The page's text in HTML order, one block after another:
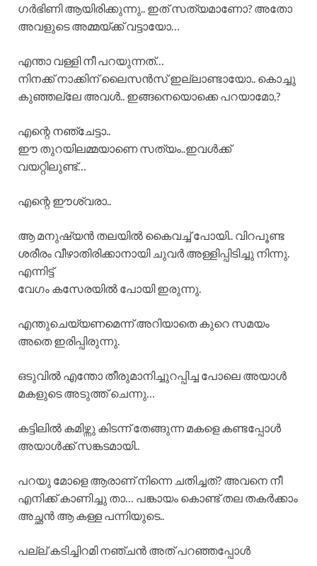
ഗർഭിണി ആയിരിക്കുന്നു.. ഇത് സത്യമാണോ? അതോ
അവളുടെ അമ്മയ്ക്ക് വട്ടായോ…
എന്താ വള്ളി നീ പറയുന്നത്…
നിനക്ക് നാക്കിന് ലൈസൻസ് ഇല്ലാണ്ടായോ.. കൊച്ചു
കുഞ്ഞല്ലേ അവൾ.. ഇങ്ങനെയൊക്കെ പറയാമോ,?
എന്റെ നഞ്ചേട്ടാ..
ഈ തുറയിലമ്മയാണെ സത്യം..ഇവൾക്ക്
വയറ്റിലുണ്ട്…
എന്റെ ഈശ്വരാ..
ആ മനുഷ്യൻ തലയിൽ കൈവച്ച് പോയി.. വിറപൂണ്ട
ശരീരം വീഴാതിരിക്കാനായി ചുവർ അള്ളിപ്പിടിച്ചു നിന്നു.
എന്നിട്ട്
വേഗം കസേരയിൽ പോയി ഇരുന്നു.
എന്തുചെയ്യണമെന്ന് അറിയാതെ കുറെ സമയം
അതെ ഇരിപ്പിരുന്നു.
ഒടുവിൽ എന്തോ തീരുമാനിച്ചുറപ്പിച്ച പോലെ അയാൾ
മകളുടെ അടുത്ത് ചെന്നു…
കട്ടിലിൽ കമിഴ്ന്നു കിടന്ന് തേങ്ങുന്ന മകളെ കണ്ടപ്പോൾ
അയാൾക്ക് സങ്കടമായി..
പറയു മോളെ ആരാണ് നിന്നെ ചതിച്ചത്? അവനെ നീ
എനിക്ക് കാണിച്ചു താ… പങ്കായം കൊണ്ട് തല തകർക്കാം
അച്ഛൻ ആ കള്ള പന്നിയുടെ..
പല്ല് കടിച്ചിറമി നഞ്ചൻ അത് പറഞ്ഞപ്പോൾ